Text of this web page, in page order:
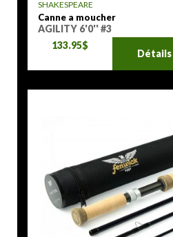
SHAKESPEARE
Canne a moucher
AGILITY 6'0'' #3
133.95$
Détails